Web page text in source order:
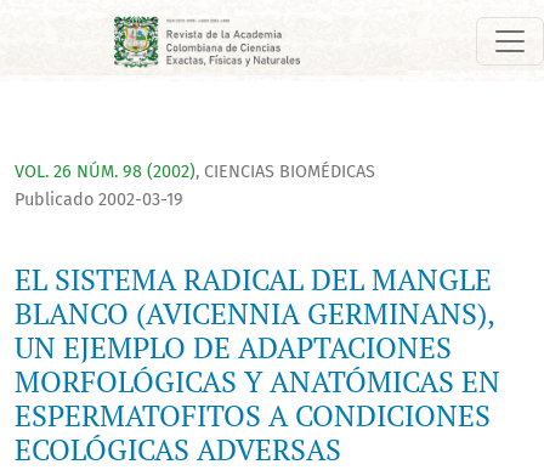
EL SISTEMA RADICAL DEL MANGLE BLANCO (AVICENNIA
VOL. 26 NÚM. 98 (2002), CIENCIAS BIOMÉDICAS
EL SISTEMA RADICAL DEL MANGLE
BLANCO (AVICENNIA GERMINANS),
UN EJEMPLO DE ADAPTACIONES
MORFOLÓGICAS Y ANATÓMICAS EN
ESPERMATOFITOS A CONDICIONES
ECOLÓGICAS ADVERSAS
Publicado 2002-03-19